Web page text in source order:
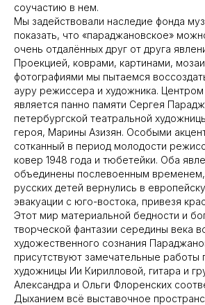
соучастию в нем.
Мы задействовали наследие фонда
показать, что «параджановское»
очень отдалённых друг от друга
Проекцией, коврами, картинами,
фотографиями мы пытаемся
ауру режиссера и художника. Центром
является панно памяти Сергея
петербургской театральной
героя, Марины Азизян. Особыми
сотканный в период молодости
ковер 1948 года и тюбетейки. Оба
объединены послевоенным
русских детей вернулись в
эвакуации с юго-востока, привезя
Этот мир материальной бедности и
творческой фантазии середины века
художественного сознания
присутствуют замечательные работы
художницы Ии Кирилловой, гитара и
Александра и Ольги Флоренских
Дыханием всё выставочное
Решаем вместе
Сложности с получением